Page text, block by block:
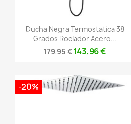
Vista rápida
Ducha Negra Termostatica 38
Grados Rociador Acero...
179,95 €143,96 €
-20%